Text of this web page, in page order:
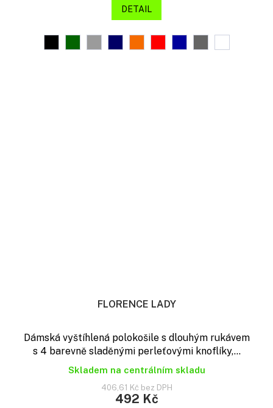
DETAIL
FLORENCE LADY
Dámská vyštíhlená polokošile s dlouhým rukávem
s 4 barevně sladěnými perleťovými knoflíky,...
Skladem na centrálním skladu
406,61 Kč bez DPH
492 Kč